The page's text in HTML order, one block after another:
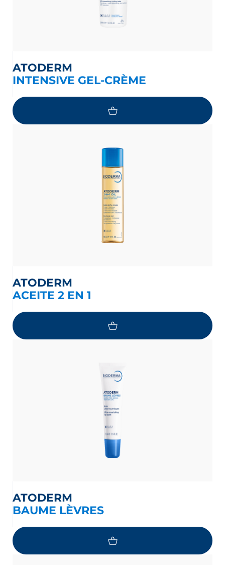
ATODERM
INTENSIVE GEL-CRÈME
ATODERM
ACEITE 2 EN 1
ATODERM
BAUME LÈVRES